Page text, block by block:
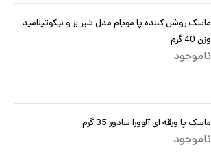
ماسک روشن کننده پا مویام مدل شیر بز و نیکوتینامید
وزن 40 گرم
ناموجود
ماسک پا ورقه ای آلوورا سادور 35 گرم
ناموجود